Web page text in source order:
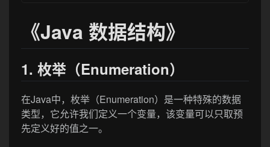
《Java 数据结构》
1. 枚举（Enumeration）
在Java中，枚举（Enumeration）是一种特殊的数据
类型，它允许我们定义一个变量，该变量可以只取预
先定义好的值之一。